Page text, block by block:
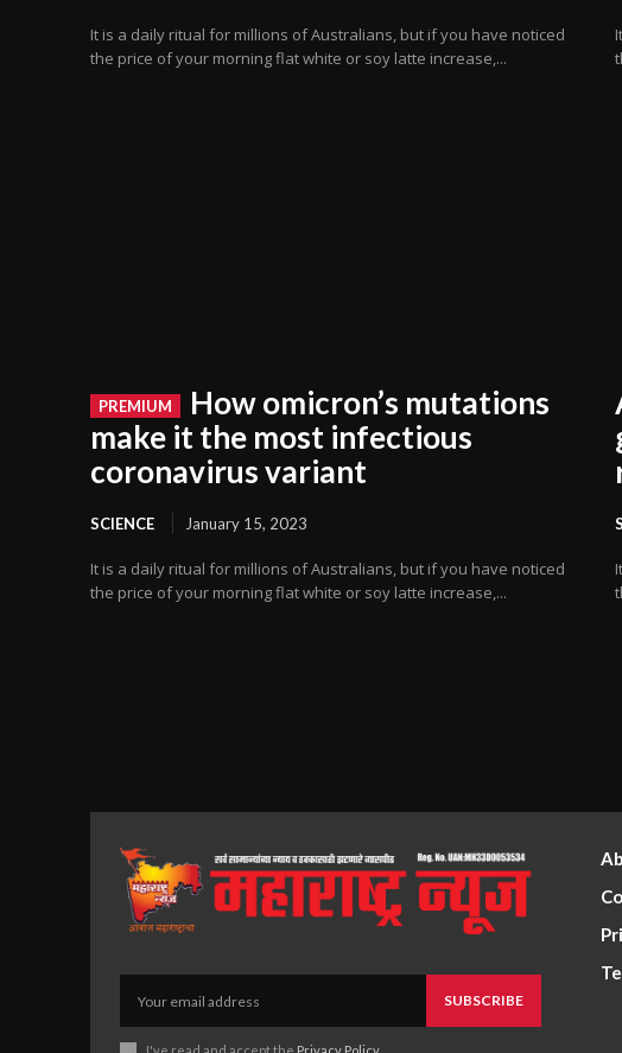
It is a daily ritual for millions of Australians, but if you have noticed
the price of your morning flat white or soy latte increase,...
How omicron’s mutations
make it the most infectious
coronavirus variant
SCIENCE January 15, 2023
It is a daily ritual for millions of Australians, but if you have noticed
the price of your morning flat white or soy latte increase,...
SUBSCRIBE